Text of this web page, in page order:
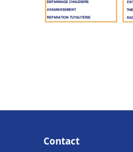
Contact